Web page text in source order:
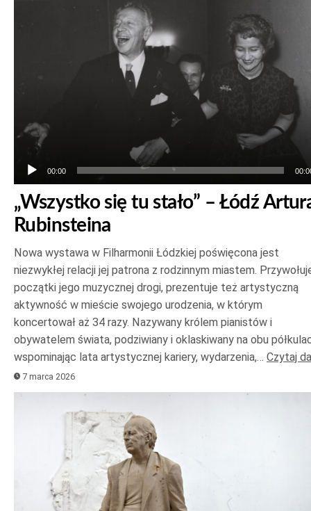
dźwiękowych
00:00
„Wszystko się tu stało” – Łódź
Rubinsteina
Nowa wystawa w Filharmonii Łódzkiej poświęcona jest
niezwykłej relacji jej patrona z rodzinnym miastem.
początki jego muzycznej drogi, prezentuje też artystyczną
aktywność w mieście swojego urodzenia, w którym
koncertował aż 34 razy. Nazywany królem pianistów i
obywatelem świata, podziwiany i oklaskiwany na obu
wspominając lata artystycznej kariery, wydarzenia,… Czytaj
7 marca 2026
dźwiękowych